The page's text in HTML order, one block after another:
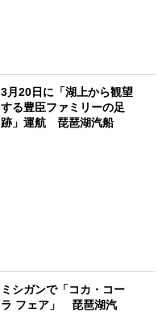
3月20日に「湖上から観望
する豊臣ファミリーの足
跡」運航 琵琶湖汽船
ミシガンで「コカ・コー
ラ フェア」 琵琶湖汽